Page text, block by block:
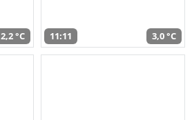
2,2 °C 11:11 3,0 °C